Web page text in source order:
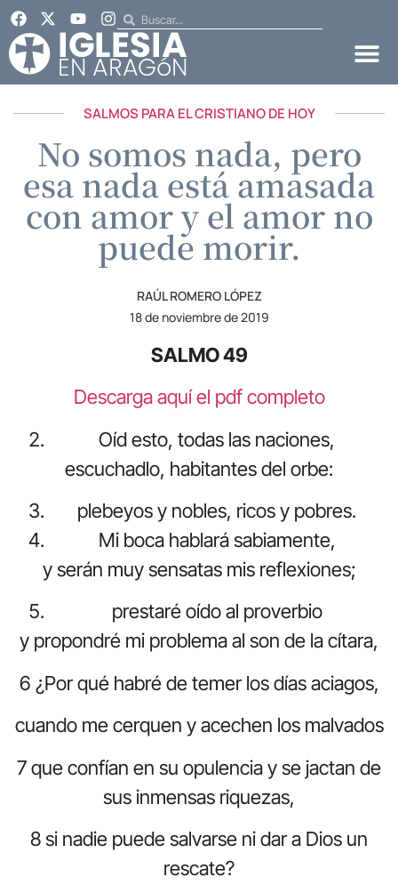
SALMOS PARA EL CRISTIANO DE HOY
No somos nada, pero
esa nada está amasada
con amor y el amor no
puede morir.
RAÚL ROMERO LÓPEZ
18 de noviembre de 2019
SALMO 49
Descarga aquí el pdf completo
Oíd esto, todas las naciones,
escuchadlo, habitantes del orbe:
plebeyos y nobles, ricos y pobres.
Mi boca hablará sabiamente,
y serán muy sensatas mis reflexiones;
prestaré oído al proverbio
y propondré mi problema al son de la cítara,
6 ¿Por qué habré de temer los días aciagos,
cuando me cerquen y acechen los malvados
7 que confían en su opulencia y se jactan de
sus inmensas riquezas,
8 si nadie puede salvarse ni dar a Dios un
rescate?